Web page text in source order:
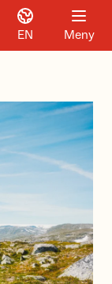
EN Meny